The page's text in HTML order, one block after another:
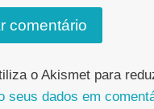
o Akismet para
seus dados em